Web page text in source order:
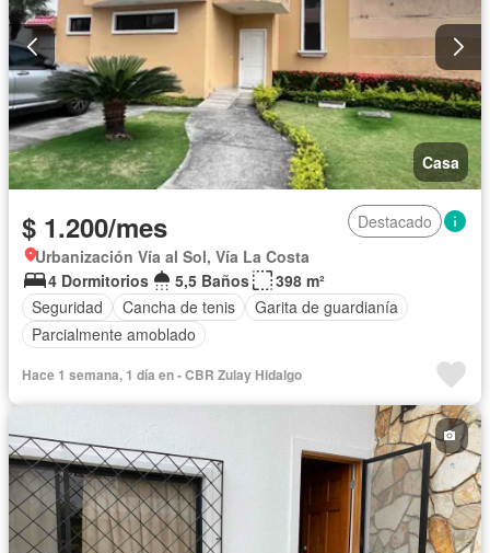
Casa
$ 1.200/mes
Destacado
Urbanización Vía al Sol, Vía La Costa
4 Dormitorios
5,5 Baños
398 m²
Seguridad
Cancha de tenis
Garita de guardianía
Parcialmente amoblado
Hace 1 semana, 1 día en - CBR Zulay Hidalgo